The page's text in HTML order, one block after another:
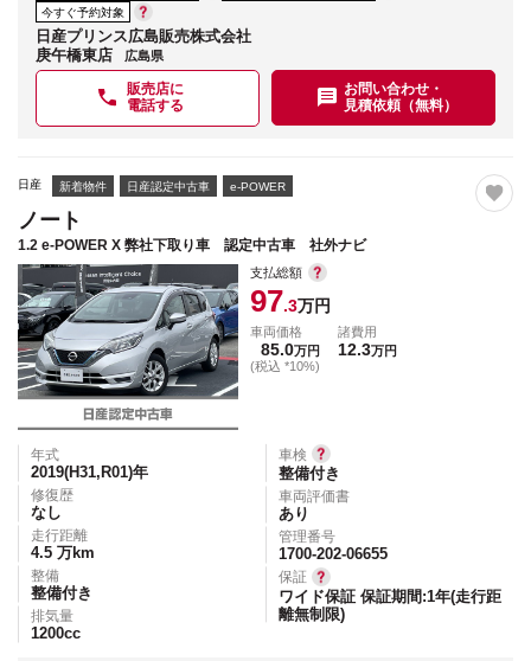
今すぐ予約対象
日産プリンス広島販売株式会社
庚午橋東店
広島県
販売店に
電話する
お問い合わせ・
見積依頼（無料）
日産 新着物件 日産認定中古車 e-POWER
ノート
1.2 e-POWER X 弊社下取り車 認定中古車 社外ナビ
支払総額
97.3万円
車両価格
85.0万円
(税込 *10%)
諸費用
12.3万円
年式
2019(H31,R01)年
修復歴
なし
走行距離
4.5 万km
整備
整備付き
排気量
1200cc
車検
整備付き
車両評価書
あり
管理番号
1700-202-06655
保証
ワイド保証 保証期間:1年(走行距
離無制限)